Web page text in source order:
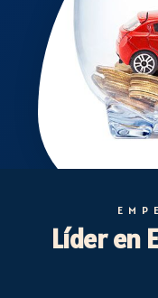
Líder en